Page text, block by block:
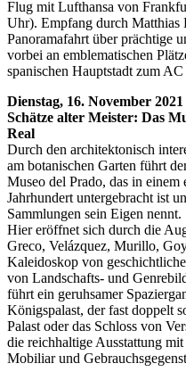
Flug mit Lufthansa von
Uhr). Empfang durch Matthias
Panoramafahrt über prächtige
vorbei an emblematischen
spanischen Hauptstadt zum
Dienstag, 16. November 2021
Schätze alter Meister: Das
Real
Durch den architektonisch
am botanischen Garten führt
Museo del Prado, das in einem
Jahrhundert untergebracht ist
Sammlungen sein Eigen nennt.
Hier eröffnet sich durch die
Greco, Velázquez, Murillo,
Kaleidoskop von
von Landschafts- und
führt ein geruhsamer
Königspalast, der fast doppelt
Palast oder das Schloss von
die reichhaltige Ausstattung
Mobiliar und